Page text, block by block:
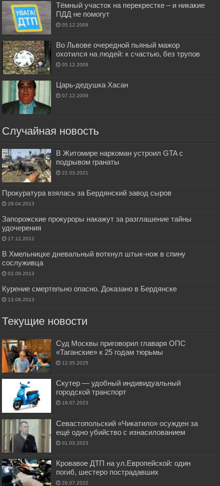
Тёмный участок на перекрестке – и никакие
ПДД не помогут
05.12.2009
Во Львове очередной пьяный мажор
охотился на людей: к счастью, без трупов
05.12.2009
Царь-дедушка Хасан
07.12.2009
Случайная новость
В Житомире наркоман устроил GTA с
подрывом гранаты
22.03.2021
Прокуратура взялась за Бердянский завод сыров
29.04.2013
Запорожские прокуроры накажут за разглашение тайны
удочерения
17.12.2012
В Хмельницке дневальный воткнул штык-нож в спину
сослуживца
02.09.2013
Курение смертельно опасно. Доказано в Бердянске
13.08.2013
Текущие новости
Суд Москвы приговорил главаря ОПС
«Таганские» к 25 годам тюрьмы
12.05.2025
Скутер — удобный индивидуальный
городской транспорт
18.07.2023
Севастопольский «Чикатило» осужден за
ещё одно убийство с изнасилованием
01.03.2023
Кровавое ДТП на ул.Европейской: один
погиб, шестеро пострадавших
28.07.2022